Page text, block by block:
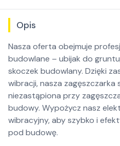
Opis
Nasza oferta obejmuje
budowlane – ubijak do
skoczek budowlany. Dzięki
wibracji, nasza
niezastąpiona przy
budowy. Wypożycz nasz
wibracyjny, aby szybko i
pod budowę.